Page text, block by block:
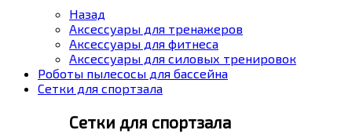
Назад
Аксессуары для тренажеров
Аксессуары для фитнеса
Аксессуары для силовых тренировок
Роботы пылесосы для бассейна
Сетки для спортзала
Сетки для спортзала